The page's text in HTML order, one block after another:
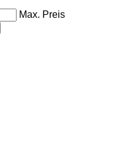
Max. Preis